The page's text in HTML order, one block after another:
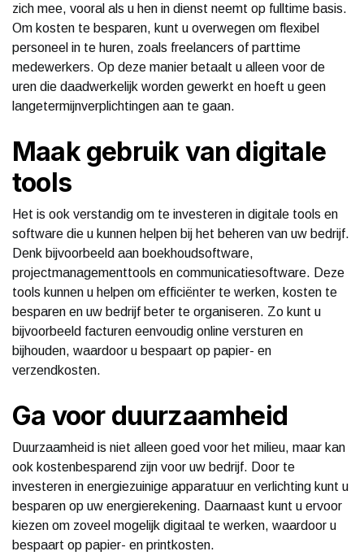
zich mee, vooral als u hen in dienst neemt op fulltime basis.
Om kosten te besparen, kunt u overwegen om flexibel
personeel in te huren, zoals freelancers of parttime
medewerkers. Op deze manier betaalt u alleen voor de
uren die daadwerkelijk worden gewerkt en hoeft u geen
langetermijnverplichtingen aan te gaan.
Maak gebruik van digitale
tools
Het is ook verstandig om te investeren in digitale tools en
software die u kunnen helpen bij het beheren van uw bedrijf.
Denk bijvoorbeeld aan boekhoudsoftware,
projectmanagementtools en communicatiesoftware. Deze
tools kunnen u helpen om efficiënter te werken, kosten te
besparen en uw bedrijf beter te organiseren. Zo kunt u
bijvoorbeeld facturen eenvoudig online versturen en
bijhouden, waardoor u bespaart op papier- en
verzendkosten.
Ga voor duurzaamheid
Duurzaamheid is niet alleen goed voor het milieu, maar kan
ook kostenbesparend zijn voor uw bedrijf. Door te
investeren in energiezuinige apparatuur en verlichting kunt u
besparen op uw energierekening. Daarnaast kunt u ervoor
kiezen om zoveel mogelijk digitaal te werken, waardoor u
bespaart op papier- en printkosten.